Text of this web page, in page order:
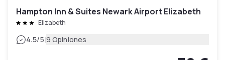
Hampton Inn & Suites Newark Airport Elizabeth
Elizabeth
4.5/5|9 Opiniones